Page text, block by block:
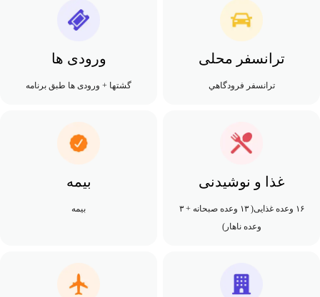
ترانسفر محلی
ترانسفر فرودگاهي
ورودی ها
گشتها + ورودی ها طبق برنامه
غذا و نوشیدنی
۱۶ وعده غذایی( ۱۳ وعده صبحانه + ۳
وعده ناهار)
بیمه
بیمه